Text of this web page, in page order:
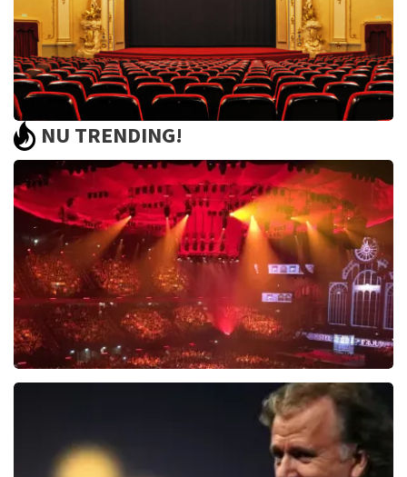
Saturday Night Fever
60reviews
BEKIJKEN
NU TRENDING!
BESTEL NU